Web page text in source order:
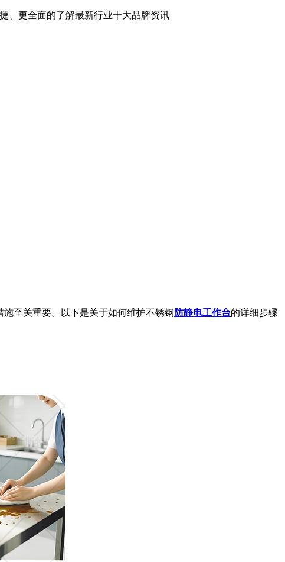
、更全面的了解最新行业十大品牌资讯
至关重要。以下是关于如何维护不锈钢 防静电工作台的详细步骤